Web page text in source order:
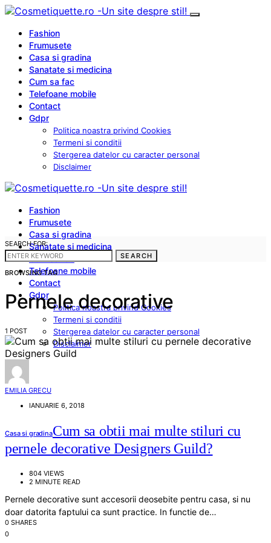
Fashion
Frumusete
Casa si gradina
Sanatate si medicina
Cum sa fac
Telefoane mobile
Contact
Gdpr
Politica noastra privind Cookies
Termeni si conditii
Stergerea datelor cu caracter personal
Disclaimer
Fashion
Frumusete
Casa si gradina
Sanatate si medicina
Cum sa fac
Telefoane mobile
Contact
Gdpr
Politica noastra privind Cookies
Termeni si conditii
Stergerea datelor cu caracter personal
Disclaimer
SEARCH FOR:
SEARCH
BROWSING TAG
Pernele decorative
1 POST
EMILIA GRECU
IANUARIE 6, 2018
Casa si gradinaCum sa obtii mai multe stiluri cu
pernele decorative Designers Guild?
804 VIEWS
2 MINUTE READ
Pernele decorative sunt accesorii deosebite pentru casa, si nu
doar datorita faptului ca sunt practice. In functie de…
0 SHARES
0